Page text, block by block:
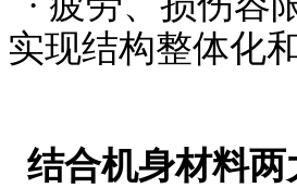
实现结构整体化
结合机身材料